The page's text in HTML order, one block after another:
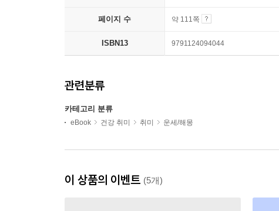
페이지 수 약 111쪽
ISBN13 9791124094044
관련분류
카테고리 분류
eBook 건강 취미 취미 운세/해몽
이 상품의 이벤트 (5개)